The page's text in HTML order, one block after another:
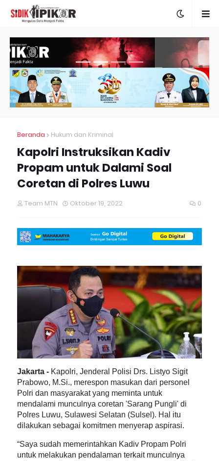
Beranda Hukum dan Kriminal
Kapolri Instruksikan Kadiv
Propam untuk Dalami Soal
Coretan di Polres Luwu
Team MTN Oktober 19, 2022 0
Jakarta - Kapolri, Jenderal Polisi Drs. Listyo Sigit
Prabowo, M.Si., merespon masukan dari personel
Polri dan masyarakat yang meminta untuk
mendalami munculnya coretan 'Sarang Pungli' di
Polres Luwu, Sulawesi Selatan (Sulsel). Hal itu
dilakukan sebagai komitmen menyerap aspirasi.
“Saya sudah memerintahkan Kadiv Propam Polri
untuk melakukan pendalaman terkait munculnya